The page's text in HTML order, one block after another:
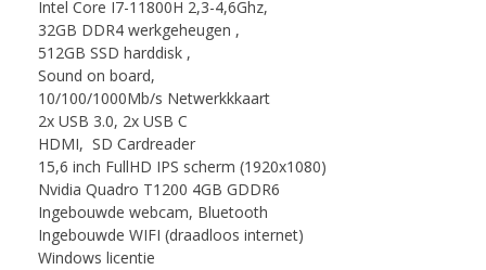
Intel Core I7-11800H 2,3-4,6Ghz,
32GB DDR4 werkgeheugen ,
512GB SSD harddisk ,
Sound on board,
10/100/1000Mb/s Netwerkkkaart
2x USB 3.0, 2x USB C
HDMI, SD Cardreader
15,6 inch FullHD IPS scherm (1920x1080)
Nvidia Quadro T1200 4GB GDDR6
Ingebouwde webcam, Bluetooth
Ingebouwde WIFI (draadloos internet)
Windows licentie